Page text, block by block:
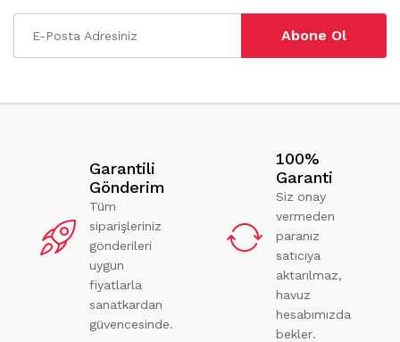
Abone Ol
Garantili
Gönderim
Tüm
siparişleriniz
gönderileri
uygun
fiyatlarla
sanatkardan
güvencesinde.
100%
Garanti
Siz onay
vermeden
paranız
satıcıya
aktarılmaz,
havuz
hesabımızda
bekler.